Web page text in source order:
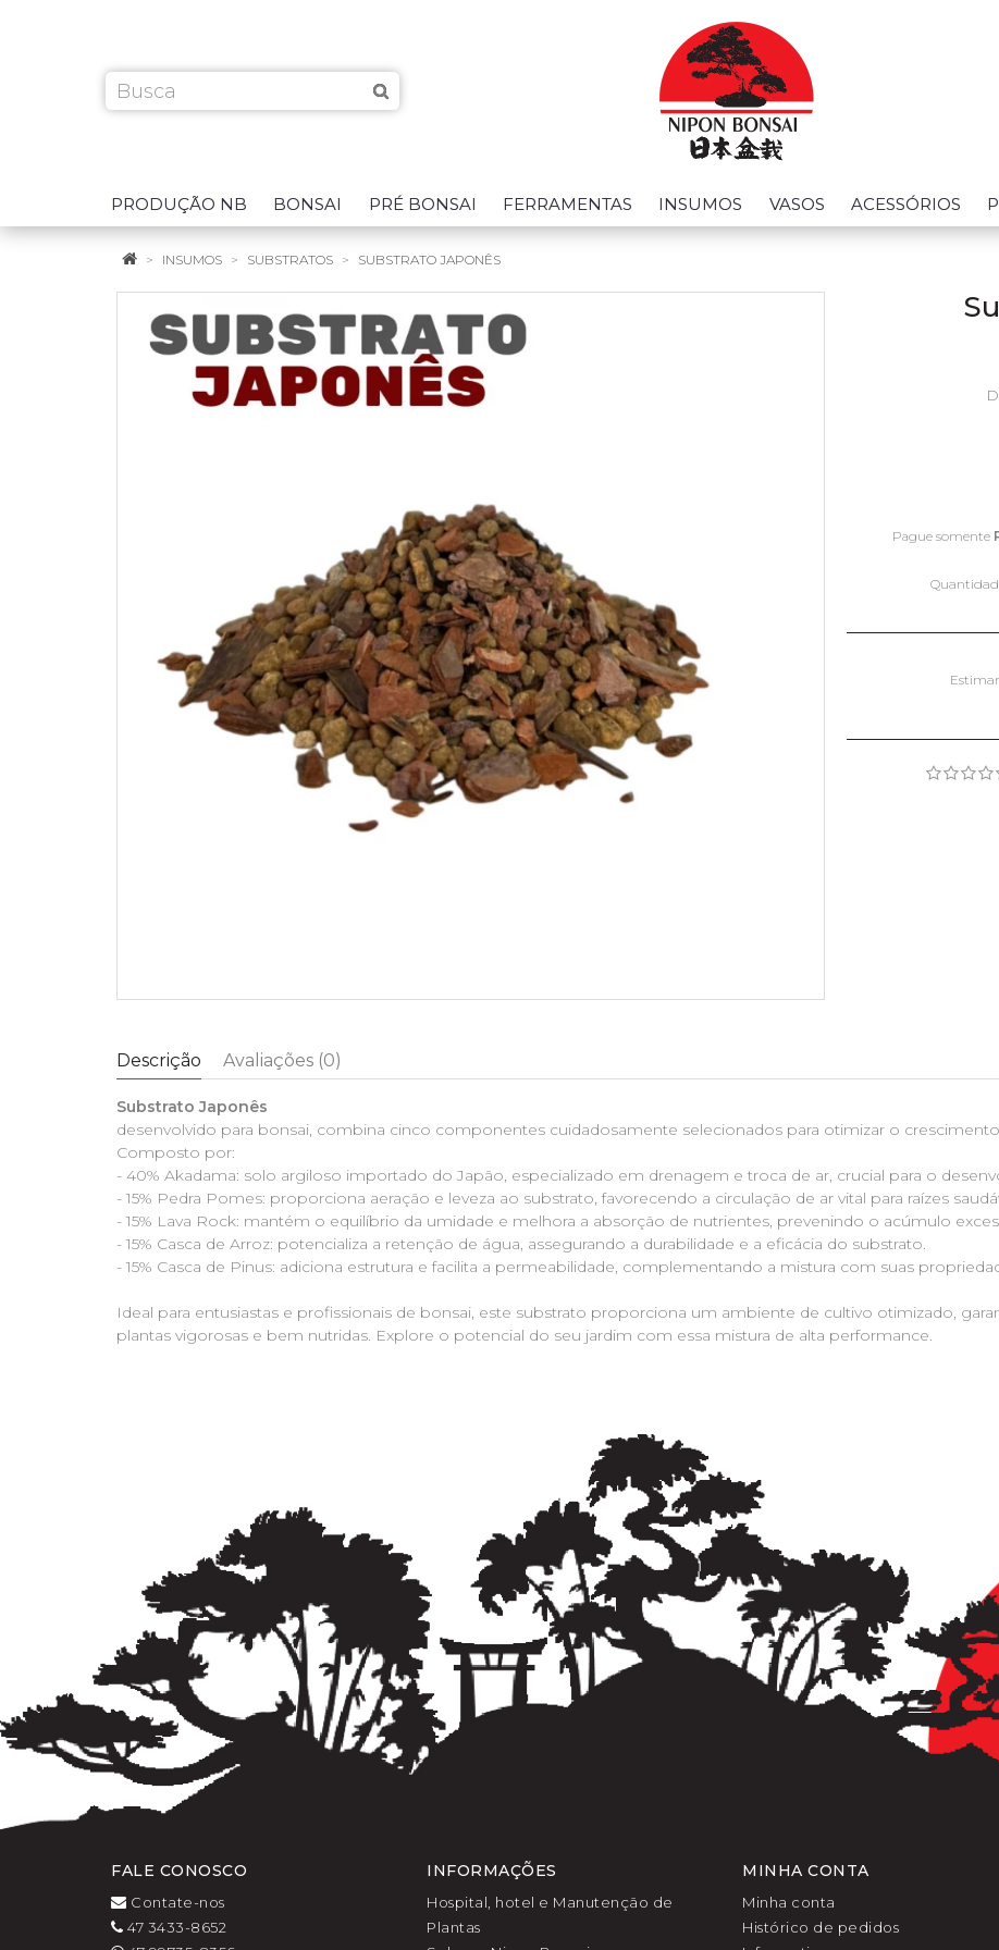
PRODUÇÃO NB BONSAI PRÉ BONSAI FERRAMENTAS INSUMOS VASOS ACESSÓRIOS
INSUMOS SUBSTRATOS SUBSTRATO JAPONÊS
Pague somente
Descrição Avaliações (0)
Substrato Japonês
desenvolvido para bonsai, combina cinco componentes cuidadosamente selecionados para otimizar o crescimento
Composto por:
- 40% Akadama: solo argiloso importado do Japão, especializado em drenagem e troca de ar, crucial para o
- 15% Pedra Pomes: proporciona aeração e leveza ao substrato, favorecendo a circulação de ar vital para raízes
- 15% Lava Rock: mantém o equilíbrio da umidade e melhora a absorção de nutrientes, prevenindo o acúmulo
- 15% Casca de Arroz: potencializa a retenção de água, assegurando a durabilidade e a eficácia do substrato.
- 15% Casca de Pinus: adiciona estrutura e facilita a permeabilidade, complementando a mistura com suas
Ideal para entusiastas e profissionais de bonsai, este substrato proporciona um ambiente de cultivo otimizado,
plantas vigorosas e bem nutridas. Explore o potencial do seu jardim com essa mistura de alta performance.
FALE CONOSCO
Contate-nos
47 3433-8652
INFORMAÇÕES
Hospital, hotel e Manutenção de
Plantas
MINHA CONTA
Minha conta
Histórico de pedidos